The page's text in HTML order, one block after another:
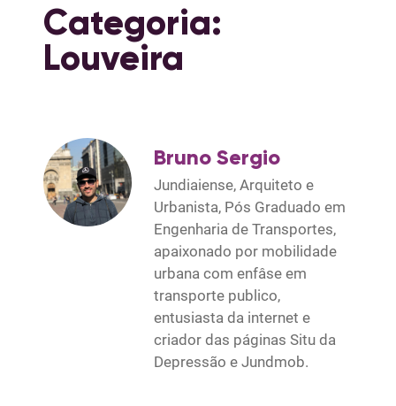
Categoria:
Louveira
Bruno Sergio
Jundiaiense, Arquiteto e
Urbanista, Pós Graduado em
Engenharia de Transportes,
apaixonado por mobilidade
urbana com enfâse em
transporte publico,
entusiasta da internet e
criador das páginas Situ da
Depressão e Jundmob.